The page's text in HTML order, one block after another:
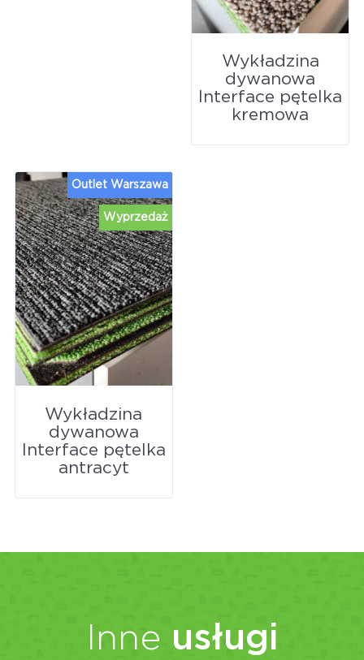
Wykładzina
dywanowa
Interface pętelka
kremowa
Wyprzedaż
Outlet Warszawa
Wykładzina
dywanowa
Interface pętelka
antracyt
Inne usługi